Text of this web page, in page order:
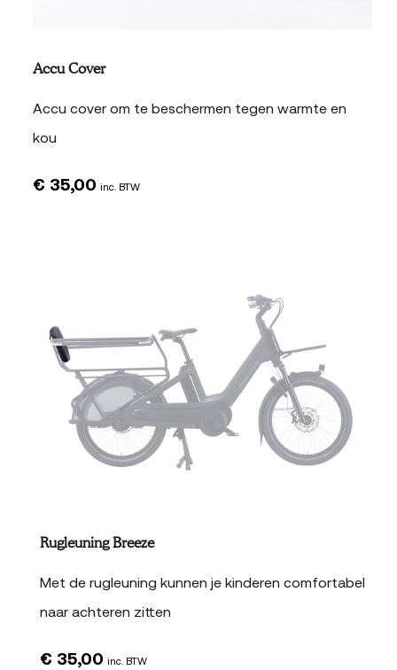
Accu Cover
Accu cover om te beschermen tegen warmte en
kou
€ 35,00 inc. BTW
Rugleuning Breeze
Met de rugleuning kunnen je kinderen comfortabel
naar achteren zitten
€ 35,00 inc. BTW